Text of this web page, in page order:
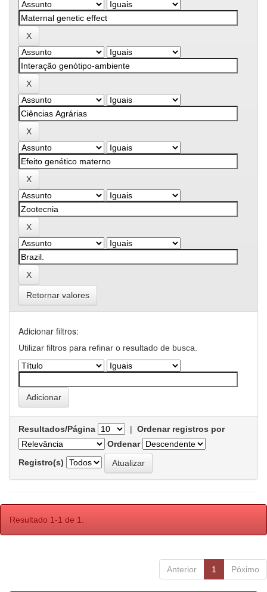
Retornar valores
Adicionar filtros:
Utilizar filtros para refinar o resultado de busca.
Resultados/Página | Ordenar registros por
Ordenar
Registro(s)
Resultado 1-1 de 1.
Anterior 1 Póximo